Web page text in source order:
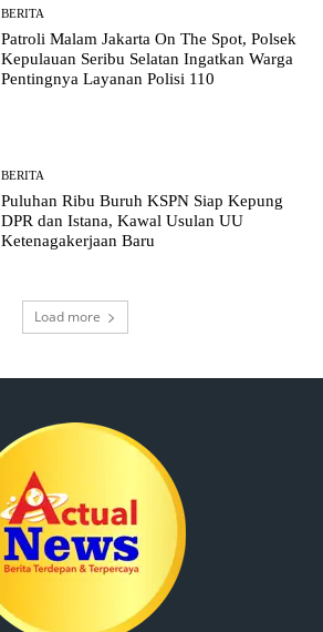
BERITA
Patroli Malam Jakarta On The Spot, Polsek
Kepulauan Seribu Selatan Ingatkan Warga
Pentingnya Layanan Polisi 110
BERITA
Puluhan Ribu Buruh KSPN Siap Kepung
DPR dan Istana, Kawal Usulan UU
Ketenagakerjaan Baru
Load more